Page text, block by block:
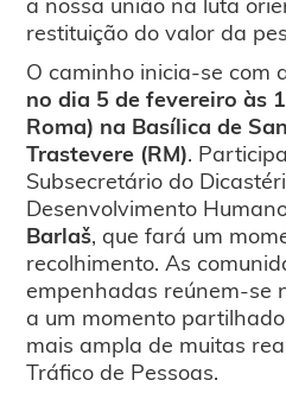
restituição do valor da
O caminho inicia-se com
no dia 5 de fevereiro às
Roma) na Basílica de
Trastevere (RM).
Subsecretário do
Desenvolvimento
Barlaš, que fará um
recolhimento. As
empenhadas reúnem-se
a um momento
mais ampla de muitas
Tráfico de Pessoas.